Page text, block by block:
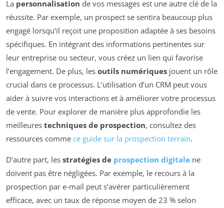
La personnalisation de vos messages est une autre clé de la
réussite. Par exemple, un prospect se sentira beaucoup plus
engagé lorsqu’il reçoit une proposition adaptée à ses besoins
spécifiques. En intégrant des informations pertinentes sur
leur entreprise ou secteur, vous créez un lien qui favorise
l’engagement. De plus, les outils numériques jouent un rôle
crucial dans ce processus. L’utilisation d’un CRM peut vous
aider à suivre vos interactions et à améliorer votre processus
de vente. Pour explorer de manière plus approfondie les
meilleures techniques de prospection, consultez des
ressources comme ce guide sur la prospection terrain.
D’autre part, les stratégies de prospection digitale ne
doivent pas être négligées. Par exemple, le recours à la
prospection par e-mail peut s’avérer particulièrement
efficace, avec un taux de réponse moyen de 23 % selon